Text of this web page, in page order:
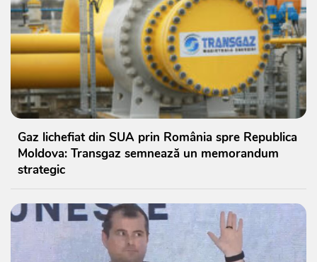
Gaz lichefiat din SUA prin România spre Republica
Moldova: Transgaz semnează un memorandum
strategic